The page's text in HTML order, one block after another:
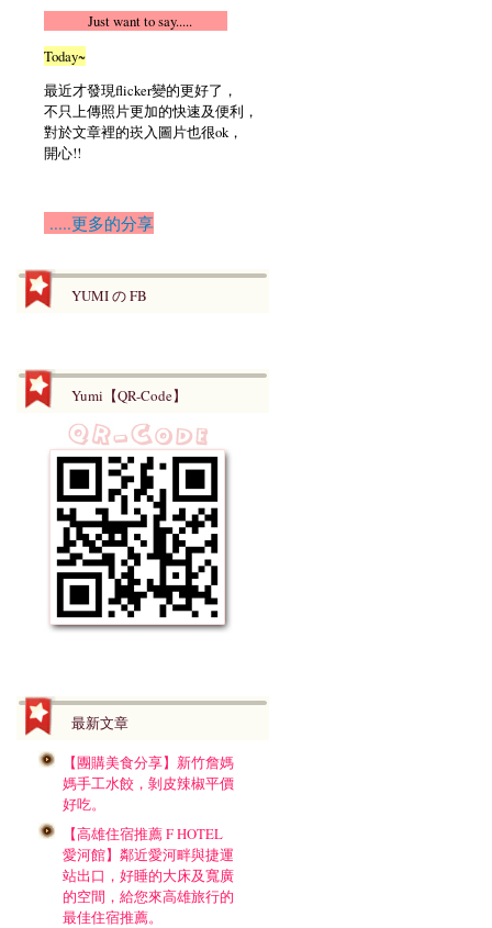
Just want to say.....
Today~
最近才發現flicker變的更好了，
不只上傳照片更加的快速及便利，
對於文章裡的崁入圖片也很ok，
開心!!
.....更多的分享
YUMI の FB
Yumi【QR-Code】
最新文章
【團購美食分享】新竹詹媽
媽手工水餃，剝皮辣椒平價
好吃。
【高雄住宿推薦 F HOTEL
愛河館】鄰近愛河畔與捷運
站出口，好睡的大床及寬廣
的空間，給您來高雄旅行的
最佳住宿推薦。